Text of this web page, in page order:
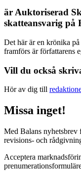
är Auktoriserad
skatteansvarig på
Det här är en krönika
framförs är författarens
Vill du också
Hör av dig till
Missa inget!
Med Balans nyhetsbrev
revisions- och
Acceptera